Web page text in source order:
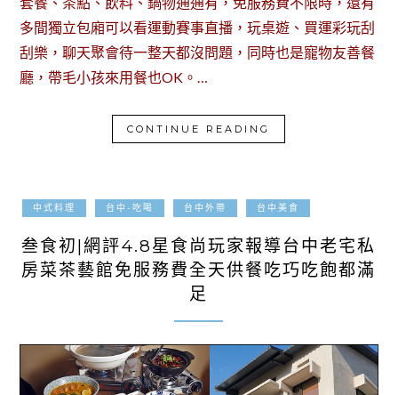
多間獨立包廂可以看運動賽事直播，玩桌遊、買運彩玩刮
刮樂，聊天聚會待一整天都沒問題，同時也是寵物友善餐
廳，帶毛小孩來用餐也OK。…
CONTINUE READING
中式料理 台中-吃喝 台中外帶 台中美食
叁食初|網評4.8星食尚玩家報導台中老宅私
房菜茶藝館免服務費全天供餐吃巧吃飽都滿
足